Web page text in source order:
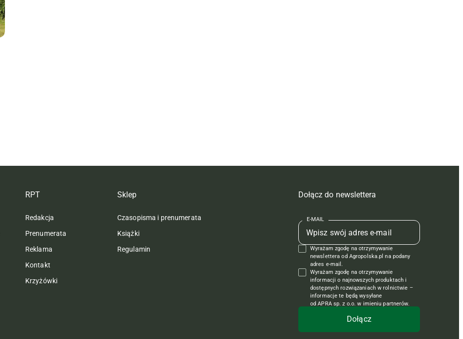
RPT
Redakcja
Prenumerata
Reklama
Kontakt
Krzyżówki
Sklep
Czasopisma i prenumerata
Książki
Regulamin
Dołącz do newslettera
E-MAIL
Wyrażam zgodę na otrzymywanie
newslettera od Agropolska.pl na podany
adres e-mail.
Wyrażam zgodę na otrzymywanie
informacji o najnowszych produktach i
dostępnych rozwiązaniach w rolnictwie –
informacje te będą wysyłane
od APRA sp. z o.o. w imieniu partnerów.